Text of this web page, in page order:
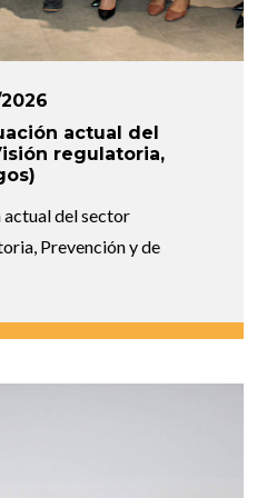
actual del
regulatoria,
actual del sector
Prevención y de